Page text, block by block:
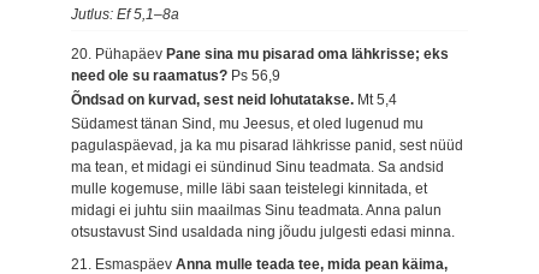
Jutlus: Ef 5,1–8a
20. PühapäevPane sina mu pisarad oma lähkrisse; eks
need ole su raamatus? Ps 56,9
Õndsad on kurvad, sest neid lohutatakse. Mt 5,4
Südamest tänan Sind, mu Jeesus, et oled lugenud mu
pagulaspäevad, ja ka mu pisarad lähkrisse panid, sest nüüd
ma tean, et midagi ei sündinud Sinu teadmata. Sa andsid
mulle kogemuse, mille läbi saan teistelegi kinnitada, et
midagi ei juhtu siin maailmas Sinu teadmata. Anna palun
otsustavust Sind usaldada ning jõudu julgesti edasi minna.
21. EsmaspäevAnna mulle teada tee, mida pean käima,